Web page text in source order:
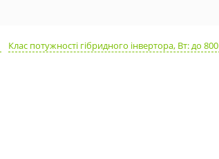
Клас потужності гібридного інвертора, Вт: до 800